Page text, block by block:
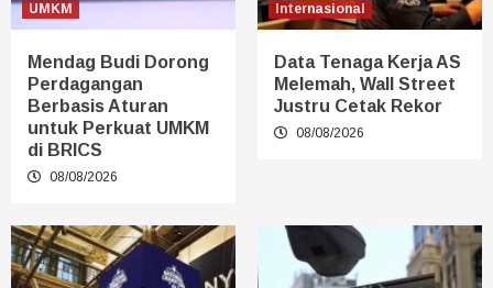
UMKM
Mendag Budi Dorong
Perdagangan
Berbasis Aturan
untuk Perkuat UMKM
di BRICS
08/08/2026
Internasional
Data Tenaga Kerja AS
Melemah, Wall Street
Justru Cetak Rekor
08/08/2026